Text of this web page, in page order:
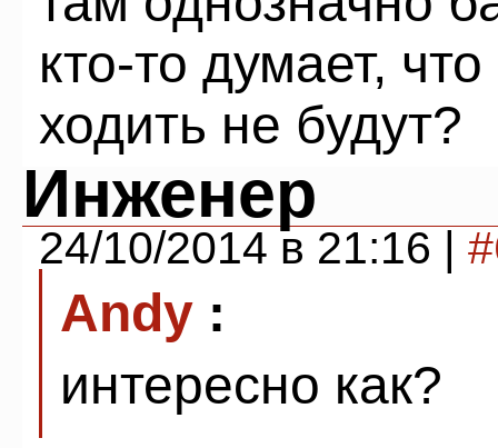
кто-то думает,
ходить не будут?
Инженер
24/10/2014 в 21:16 |
Andy :
интересно как?